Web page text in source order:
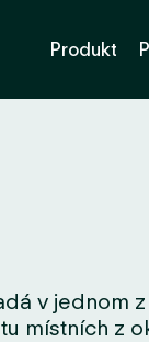
Produkt
v jednom
místních z